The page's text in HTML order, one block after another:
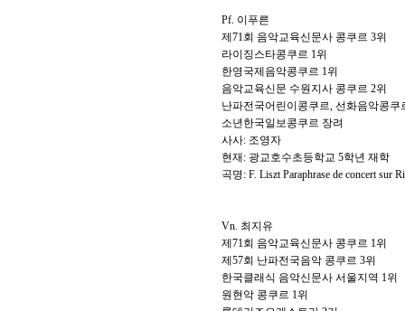
Pf. 이푸른
제 71회 음악교육신문사 콩쿠르 3위
라이징스타콩쿠르 1위
한영국제음악콩쿠르 1위
음악교육신문 수원지사 콩쿠르 2위
난파전국어린이콩쿠르, 선화음악콩쿠
소년한국일보콩쿠르 장려
사사: 조영자
현재 : 광교호수초등학교 5학년 재학
곡명: F. Liszt Paraphrase de concert sur
Vn. 최지유
제 71회 음악교육신문사 콩쿠르 1위
제 57회 난파전국음악 콩쿠르 3위
한국클래식 음악신문사 서울지역 1위
원현악 콩쿠르 1위